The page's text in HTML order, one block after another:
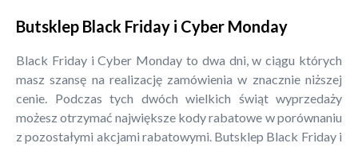
Butsklep Black Friday i Cyber Monday
Black Friday i Cyber Monday to dwa dni, w ciągu których
masz szansę na realizację zamówienia w znacznie niższej
cenie. Podczas tych dwóch wielkich świąt wyprzedaży
możesz otrzymać największe kody rabatowe w porównaniu
z pozostałymi akcjami rabatowymi. Butsklep Black Friday i